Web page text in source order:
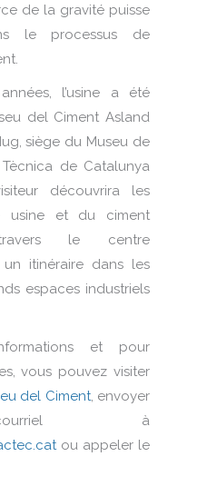
de la gravité puisse
le processus de
l’usine a été
del Ciment Asland
siège du Museu de
de Catalunya
découvrira les
usine et du ciment
le centre
un itinéraire dans les
espaces industriels
et pour
vous pouvez visiter
del Ciment, envoyer
à
ou appeler le